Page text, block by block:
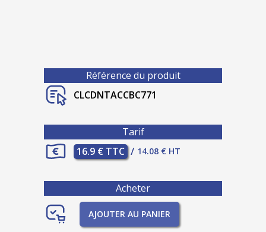
Référence du produit
CLCDNTACCBC771
Tarif
16.9 € TTC / 14.08 € HT
Acheter
AJOUTER AU PANIER